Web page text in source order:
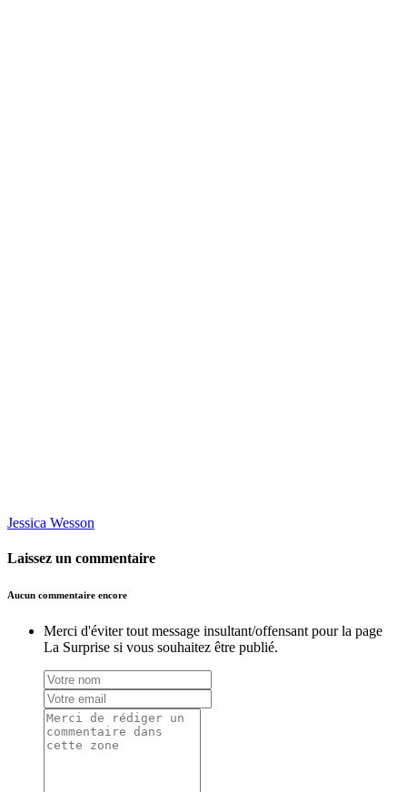
Jessica Wesson
Laissez un commentaire
Aucun commentaire encore
Merci d'éviter tout message insultant/offensant pour la page
La Surprise si vous souhaitez être publié.